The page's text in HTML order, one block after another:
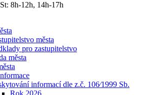
8h-12h, 14h-17h
města
pro zastupitelstvo
města
informací dle z.č. 106⁄1999 Sb.
Rok 2026